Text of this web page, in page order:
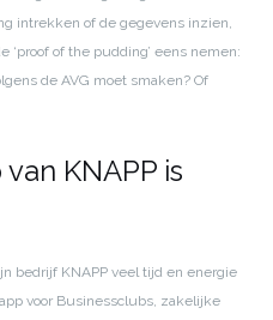
intrekken of de gegevens inzien,
‘proof of the pudding’ eens nemen:
de AVG moet smaken? Of
KNAPP is
bedrijf KNAPP veel tijd en energie
voor Businessclubs, zakelijke